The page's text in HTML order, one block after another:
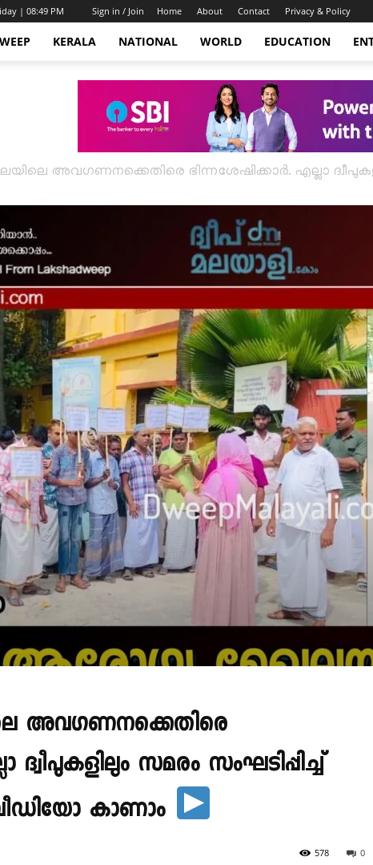
| 08:49 PM Sign in / Join Home About Contact Privacy & Policy
KERALA NATIONAL WORLD EDUCATION
അവഗണനക്കെതിരെ ഭിന്നശേഷിക്കാർ. എല്ലാ
അവഗണനക്കെതിരെ
ദ്വീപുകളിലും സമരം സംഘടിപ്പിച്ച്
കാണാം
0
578